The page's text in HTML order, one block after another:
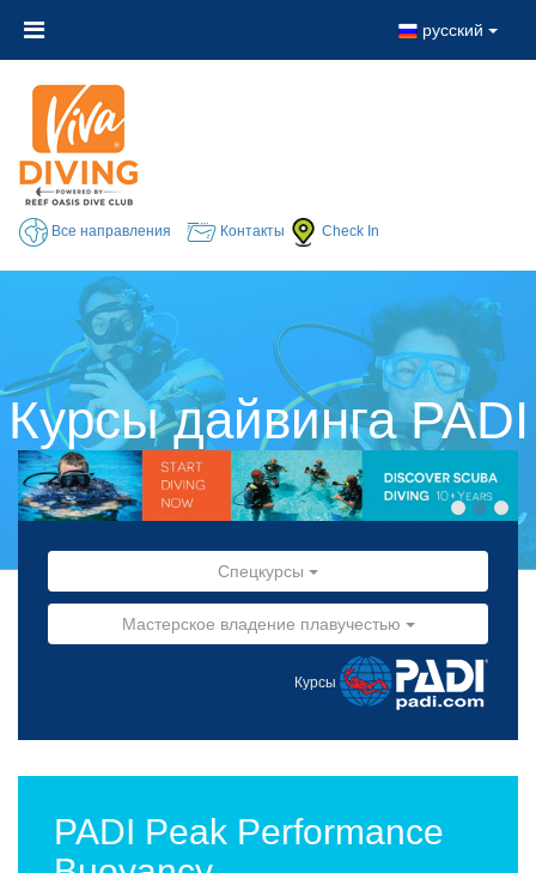
русский
Все направления Контакты Check In
Курсы дайвинга PADI
Спецкурсы
Мастерское владение плавучестью
Курсы
PADI Peak Performance